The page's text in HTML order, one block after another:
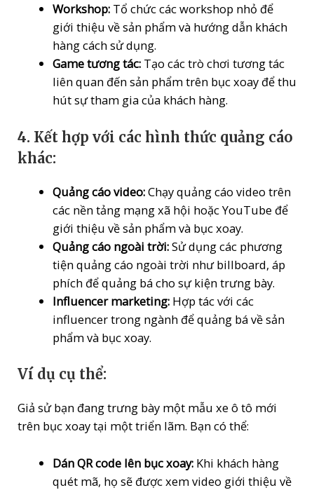
Workshop:Tổ chức các workshop nhỏ để
giới thiệu về sản phẩm và hướng dẫn khách
hàng cách sử dụng.
Game tương tác:Tạo các trò chơi tương tác
liên quan đến sản phẩm trên bục xoay để thu
hút sự tham gia của khách hàng.
4. Kết hợp với các hình thức quảng cáo
khác:
Quảng cáo video:Chạy quảng cáo video trên
các nền tảng mạng xã hội hoặc YouTube để
giới thiệu về sản phẩm và bục xoay.
Quảng cáo ngoài trời:Sử dụng các phương
tiện quảng cáo ngoài trời như billboard, áp
phích để quảng bá cho sự kiện trưng bày.
Influencer marketing:Hợp tác với các
influencer trong ngành để quảng bá về sản
phẩm và bục xoay.
Ví dụ cụ thể:
Giả sử bạn đang trưng bày một mẫu xe ô tô mới
trên bục xoay tại một triển lãm. Bạn có thể:
Dán QR code lên bục xoay:Khi khách hàng
quét mã, họ sẽ được xem video giới thiệu về